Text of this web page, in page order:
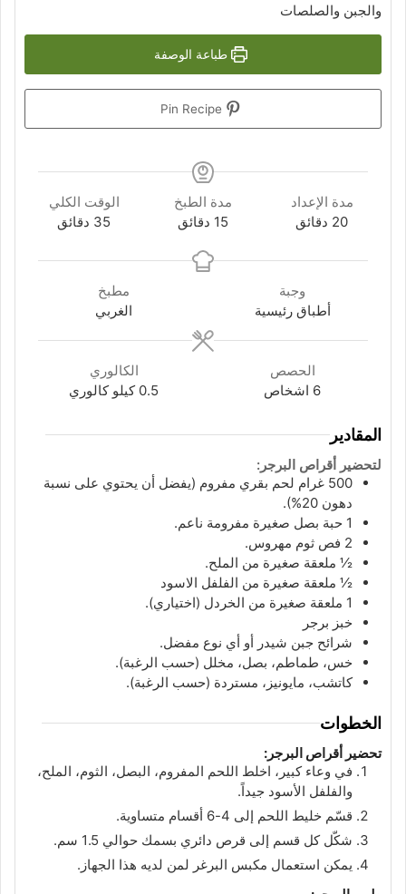
والجبن والصلصات
طباعة الوصفة
مدة الإعداد
20دقائق
دقائق
مدة الطبخ
15 دقائق
دقائق
الوقت الكلي
35دقائق
دقائق
وجبة
أطباق رئيسية
مطبخ
الغربي
الحصص
6 اشخاص
الكالوري
0.5 كيلو كالوري
المقادير
لتحضير أقراص البرجر:
500 غرام لحم بقري مفروم (يفضل أن يحتوي على نسبة
دهون 20%).
1 حبة بصل صغيرة مفرومة ناعم.
2 فص ثوم مهروس.
½ ملعقة صغيرة من الملح.
½ ملعقة صغيرة من الفلفل الاسود
1 ملعقة صغيرة من الخردل (اختياري).
خبز برجر
شرائح جبن شيدر أو أي نوع مفضل.
خس، طماطم، بصل، مخلل (حسب الرغبة).
كاتشب، مايونيز، مستردة (حسب الرغبة).
الخطوات
تحضير أقراص البرجر:
في وعاء كبير، اخلط اللحم المفروم، البصل، الثوم، الملح،
والفلفل الأسود جيداً.
قسّم خليط اللحم إلى 4-6 أقسام متساوية.
شكّل كل قسم إلى قرص دائري بسمك حوالي 1.5 سم.
يمكن استعمال مكبس البرغر لمن لديه هذا الجهاز.